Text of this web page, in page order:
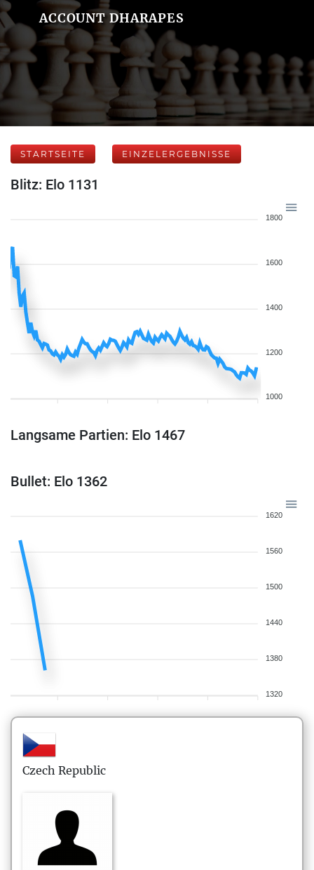
ACCOUNT DHARAPES
STARTSEITE EINZELERGEBNISSE
Blitz: Elo 1131
1800
1600
1400
1200
1000
Langsame Partien: Elo 1467
Bullet: Elo 1362
1620
1560
1500
1440
1380
1320
Czech Republic